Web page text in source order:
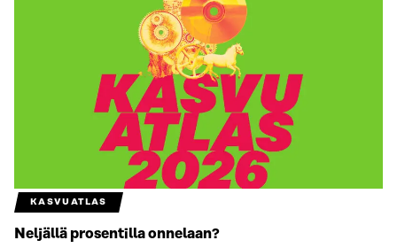
KASVUATLAS
Neljällä prosentilla onnelaan?